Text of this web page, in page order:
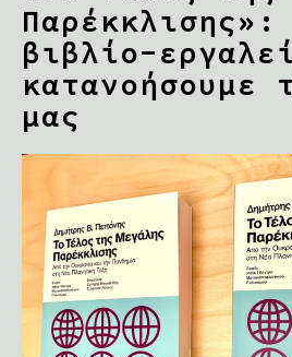
Παρέκκλισης»:
βιβλίο-
κατανοήσουμε
μας